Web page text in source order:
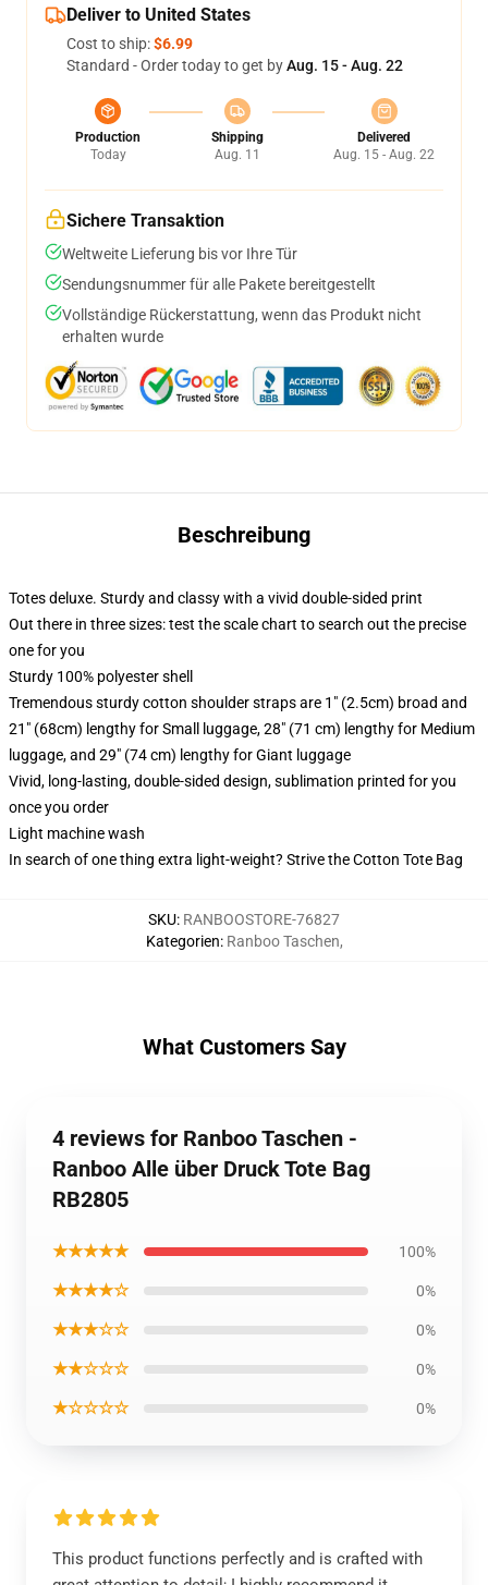
Deliver to United States
Cost to ship:$6.99
Standard - Order today to get byAug. 15 - Aug. 22
Production
Today
Shipping
Aug. 11
Delivered
Aug. 15 - Aug. 22
Sichere Transaktion
Weltweite Lieferung bis vor Ihre Tür
Sendungsnummer für alle Pakete bereitgestellt
Vollständige Rückerstattung, wenn das Produkt nicht
erhalten wurde
Beschreibung
Totes deluxe. Sturdy and classy with a vivid double-sided print
Out there in three sizes: test the scale chart to search out the precise
one for you
Sturdy 100% polyester shell
Tremendous sturdy cotton shoulder straps are 1" (2.5cm) broad and
21" (68cm) lengthy for Small luggage, 28" (71 cm) lengthy for Medium
luggage, and 29" (74 cm) lengthy for Giant luggage
Vivid, long-lasting, double-sided design, sublimation printed for you
once you order
Light machine wash
In search of one thing extra light-weight? Strive the Cotton Tote Bag
SKU: RANBOOSTORE-76827
Kategorien: Ranboo Taschen,
What Customers Say
4 reviews for Ranboo Taschen -
Ranboo Alle über Druck Tote Bag
RB2805
★★★★★ 100%
★★★★☆ 0%
★★★☆☆ 0%
★★☆☆☆ 0%
★☆☆☆☆ 0%
This product functions perfectly and is crafted with